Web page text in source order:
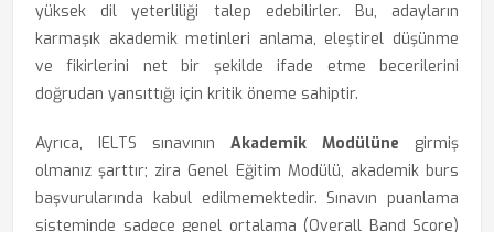
yüksek dil yeterliliği talep edebilirler. Bu, adayların
karmaşık akademik metinleri anlama, eleştirel düşünme
ve fikirlerini net bir şekilde ifade etme becerilerini
doğrudan yansıttığı için kritik öneme sahiptir.
Ayrıca, IELTS sınavının Akademik Modülüne girmiş
olmanız şarttır; zira Genel Eğitim Modülü, akademik burs
başvurularında kabul edilmemektedir. Sınavın puanlama
sisteminde sadece genel ortalama (Overall Band Score)